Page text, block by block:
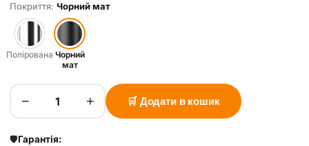
Покриття: Чорний мат
Полірована Чорний
мат
− + 🛒 Додати в кошик
🛡️Гарантія: